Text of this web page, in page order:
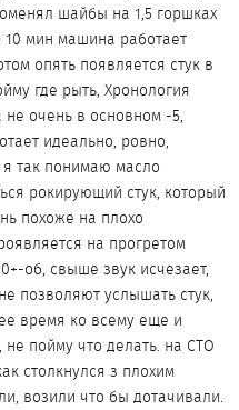
шайбы на 1,5 горшках
мин машина работает
опять появляется стук в
где рыть, Хронология
не очень в основном -5,
идеально, ровно,
так понимаю масло
рокирующий стук, который
похоже на плохо
на прогретом
об, свыше звук исчезает,
позволяют услышать стук,
время ко всему еще и
пойму что делать. на СТО
столкнулся з плохим
возили что бы дотачивали.